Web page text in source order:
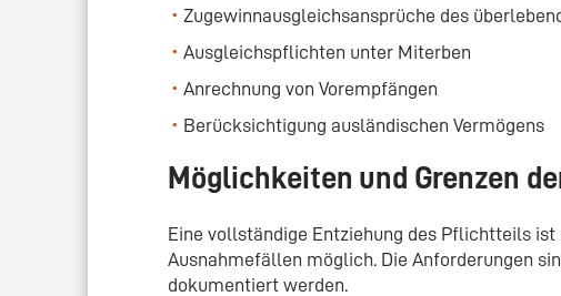
Zugewinnausgleichsansprüche des
Ausgleichspflichten unter Miterben
Anrechnung von Vorempfängen
Berücksichtigung ausländischen Vermögens
Möglichkeiten und Grenzen
Eine vollständige Entziehung des Pflichtteils
Ausnahmefällen möglich. Die Anforderungen
dokumentiert werden.